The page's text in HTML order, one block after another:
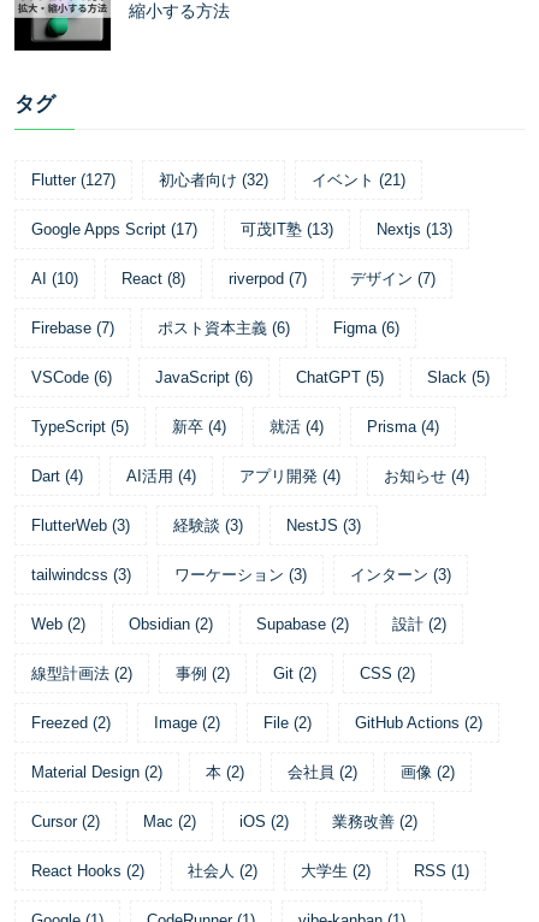
縮小する方法
タグ
Flutter (127) 初心者向け (32) イベント (21)
Google Apps Script (17) 可茂IT塾 (13) Nextjs (13)
AI (10) React (8) riverpod (7) デザイン (7)
Firebase (7) ポスト資本主義 (6) Figma (6)
VSCode (6) JavaScript (6) ChatGPT (5) Slack (5)
TypeScript (5) 新卒 (4) 就活 (4) Prisma (4)
Dart (4) AI活用 (4) アプリ開発 (4) お知らせ (4)
FlutterWeb (3) 経験談 (3) NestJS (3)
tailwindcss (3) ワーケーション (3) インターン (3)
Web (2) Obsidian (2) Supabase (2) 設計 (2)
線型計画法 (2) 事例 (2) Git (2) CSS (2)
Freezed (2) Image (2) File (2) GitHub Actions (2)
Material Design (2) 本 (2) 会社員 (2) 画像 (2)
Cursor (2) Mac (2) iOS (2) 業務改善 (2)
React Hooks (2) 社会人 (2) 大学生 (2) RSS (1)